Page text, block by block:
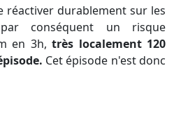
réactiver durablement sur les
conséquent un risque
en 3h,très localement 120
Cet épisode n'est donc